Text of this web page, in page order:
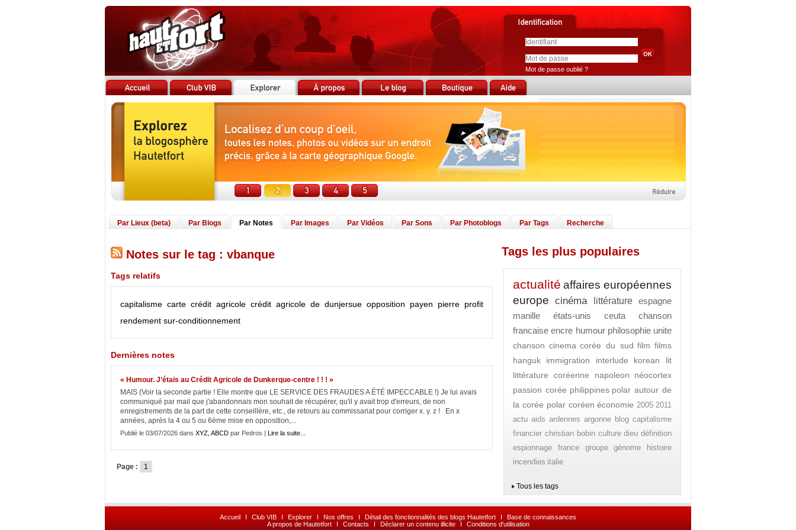
Mot de passe oublié ?
Par Lieux (beta) Par Blogs Par Notes Par Images Par Vidéos Par Sons Par Photoblogs Par Tags Recherche
Notes sur le tag : vbanque
Tags relatifs
capitalisme carte crédit agricole crédit agricole de dunjersue opposition payen pierre profit
rendement sur-conditionnement
Dernières notes
« Humour. J’étais au Crédit Agricole de Dunkerque-centre ! ! ! »
MAIS (Voir la seconde partie ! Elle montre que LE SERVICE DES FRAUDES A ÉTÉ IMPECCABLE !) Je lui avais
communiqué par mail que j'abandonnais mon souhait de récupérer, qu'il y avait trop d'erreurs, de non
enregistrements de la part de cette conseillère, etc., de retours au commissariat pour corriger x. y. z ! En x
années, après la 4 ou 5 ou 6ème mise en opposition,...
Publié le 03/07/2026 dans XYZ, ABCD par Pedros | Lire la suite...
Page : 1
Tags les plus populaires
actualité affaires européennes
europe cinéma littérature
espagne
manille
états-unis ceuta
chanson
francaise encre humour philosophie unite
chanson cinema corée du sud film films
hanguk
immigration interlude
korean lit
littérature coréenne
napoleon
néocortex
passion corée philippines polar autour de
la corée polar coréen économie 2005 2011
actu aids ardennes argonne blog capitalisme
financier christian bobin culture dieu définition
espionnage
france groupe génome
histoire
incendies italie
Tous les tags
Accueil I Club VIB I Explorer I Nos offres I Détail des fonctionnalités des blogs Hautetfort I
Base de connaissances
A propos de Hautetfort
I Contacts I Déclarer un contenu illicite I Conditions d'utilisation